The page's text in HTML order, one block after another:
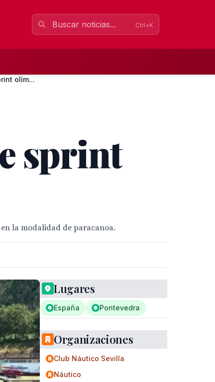
Ctrl+K
olím...
sprint
la modalidad de paracanoa.
Lugares
España Pontevedra
Organizaciones
Club Náutico Sevilla
Náutico